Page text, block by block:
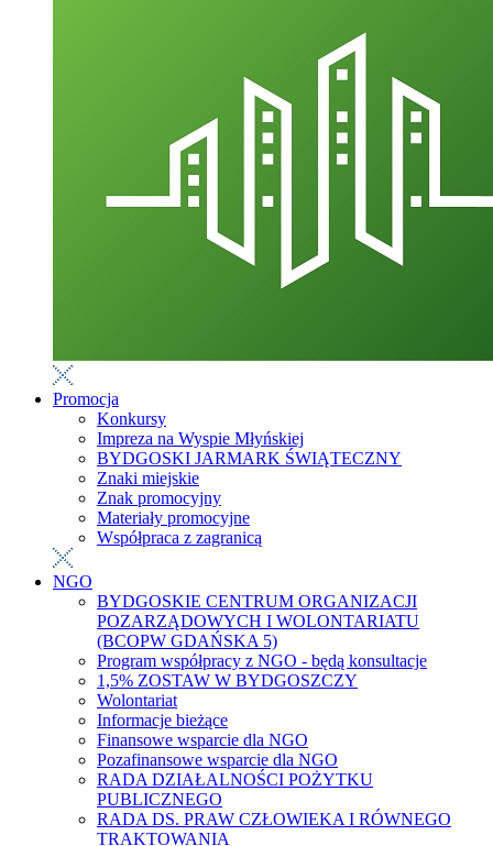
Promocja
Konkursy
Impreza na Wyspie Młyńskiej
BYDGOSKI JARMARK ŚWIĄTECZNY
Znaki miejskie
Znak promocyjny
Materiały promocyjne
Współpraca z zagranicą
NGO
BYDGOSKIE CENTRUM ORGANIZACJI
POZARZĄDOWYCH I WOLONTARIATU
(BCOPW GDAŃSKA 5)
Program współpracy z NGO - będą konsultacje
1,5% ZOSTAW W BYDGOSZCZY
Wolontariat
Informacje bieżące
Finansowe wsparcie dla NGO
Pozafinansowe wsparcie dla NGO
RADA DZIAŁALNOŚCI POŻYTKU
PUBLICZNEGO
RADA DS. PRAW CZŁOWIEKA I RÓWNEGO
TRAKTOWANIA